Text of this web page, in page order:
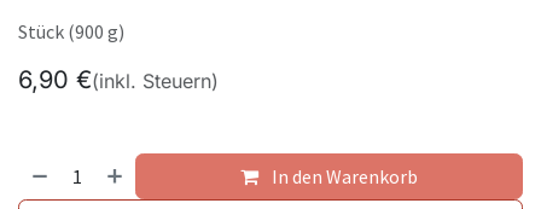
Stück (900 g)
6,90 €(inkl. Steuern)
In den Warenkorb